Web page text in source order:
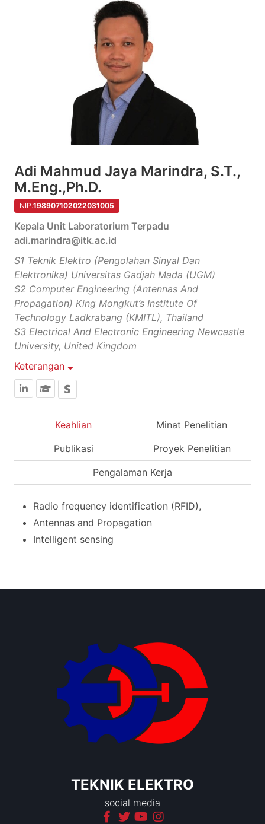
Adi Mahmud Jaya Marindra, S.T.,
M.Eng.,Ph.D.
NIP.198907102022031005
Kepala Unit Laboratorium Terpadu
adi.marindra@itk.ac.id
S1 Teknik Elektro (pengolahan Sinyal Dan
Elektronika) Universitas Gadjah Mada (UGM)
S2 Computer Engineering (antennas And
Propagation) King Mongkut’s Institute Of
Technology Ladkrabang (KMITL), Thailand
S3 Electrical And Electronic Engineering Newcastle
University, United Kingdom
Keterangan
Keahlian
Minat Penelitian
Publikasi
Proyek Penelitian
Pengalaman Kerja
Radio frequency identification (RFID),
Antennas and Propagation
Intelligent sensing
TEKNIK ELEKTRO
social media